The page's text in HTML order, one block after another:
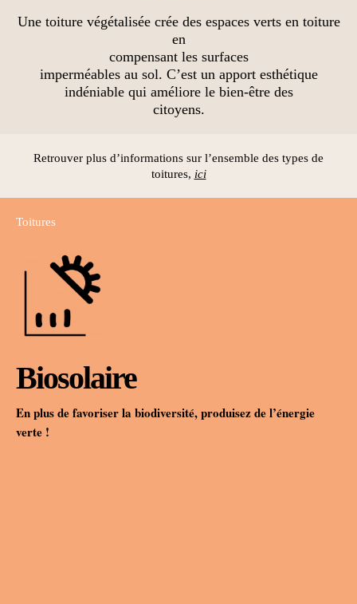
Une toiture végétalisée crée des espaces verts en toiture
en
compensant les surfaces
imperméables au sol. C’est un apport esthétique
indéniable qui améliore le bien-être des
citoyens.
Retrouver plus d’informations sur l’ensemble des types de
toitures, ici
Toitures
Biosolaire
En plus de favoriser la biodiversité, produisez de l’énergie
verte !